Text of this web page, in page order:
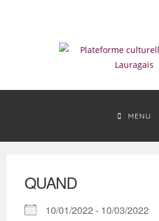
MENU
QUAND
10/01/2022 - 10/03/2022